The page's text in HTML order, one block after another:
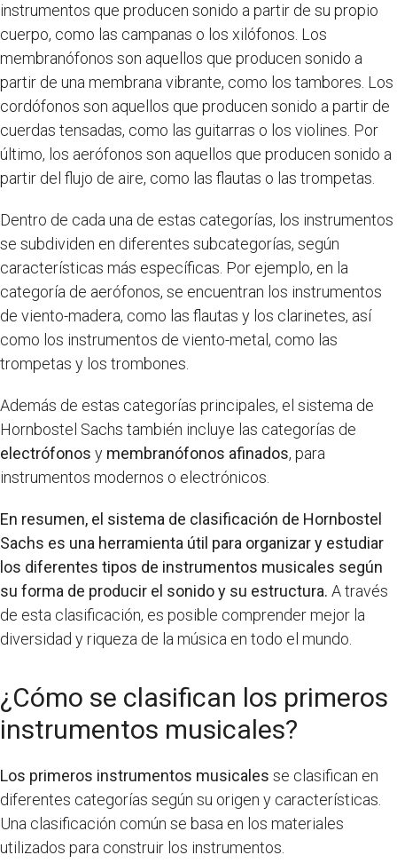
instrumentos que producen sonido a partir de su propio
cuerpo, como las campanas o los xilófonos. Los
membranófonos son aquellos que producen sonido a
partir de una membrana vibrante, como los tambores. Los
cordófonos son aquellos que producen sonido a partir de
cuerdas tensadas, como las guitarras o los violines. Por
último, los aerófonos son aquellos que producen sonido a
partir del flujo de aire, como las flautas o las trompetas.
Dentro de cada una de estas categorías, los instrumentos
se subdividen en diferentes subcategorías, según
características más específicas. Por ejemplo, en la
categoría de aerófonos, se encuentran los instrumentos
de viento-madera, como las flautas y los clarinetes, así
como los instrumentos de viento-metal, como las
trompetas y los trombones.
Además de estas categorías principales, el sistema de
Hornbostel Sachs también incluye las categorías de
electrófonos y membranófonos afinados, para
instrumentos modernos o electrónicos.
En resumen, el sistema de clasificación de Hornbostel
Sachs es una herramienta útil para organizar y estudiar
los diferentes tipos de instrumentos musicales según
su forma de producir el sonido y su estructura. A través
de esta clasificación, es posible comprender mejor la
diversidad y riqueza de la música en todo el mundo.
¿Cómo se clasifican los primeros
instrumentos musicales?
Los primeros instrumentos musicales se clasifican en
diferentes categorías según su origen y características.
Una clasificación común se basa en los materiales
utilizados para construir los instrumentos.